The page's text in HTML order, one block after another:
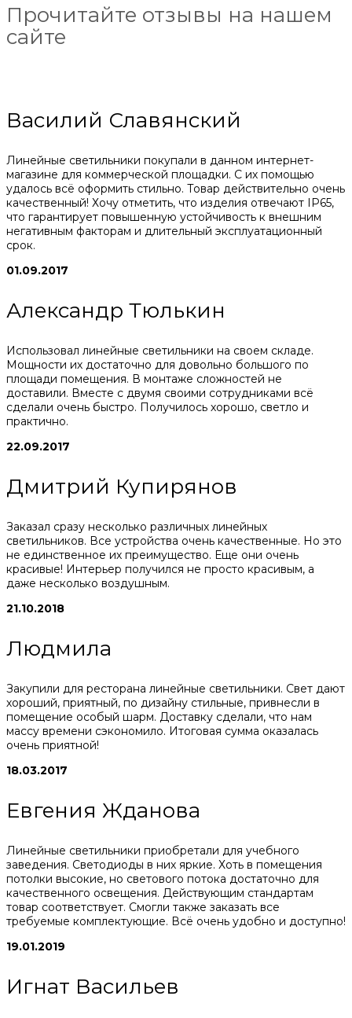
Прочитайте отзывы на нашем
сайте
Василий Славянский
Линейные светильники покупали в данном интернет-
магазине для коммерческой площадки. С их помощью
удалось всё оформить стильно. Товар действительно очень
качественный! Хочу отметить, что изделия отвечают IP65,
что гарантирует повышенную устойчивость к внешним
негативным факторам и длительный эксплуатационный
срок.
01.09.2017
Александр Тюлькин
Использовал линейные светильники на своем складе.
Мощности их достаточно для довольно большого по
площади помещения. В монтаже сложностей не
доставили. Вместе с двумя своими сотрудниками всё
сделали очень быстро. Получилось хорошо, светло и
практично.
22.09.2017
Дмитрий Купирянов
Заказал сразу несколько различных линейных
светильников. Все устройства очень качественные. Но это
не единственное их преимущество. Еще они очень
красивые! Интерьер получился не просто красивым, а
даже несколько воздушным.
21.10.2018
Людмила
Закупили для ресторана линейные светильники. Свет дают
хороший, приятный, по дизайну стильные, привнесли в
помещение особый шарм. Доставку сделали, что нам
массу времени сэкономило. Итоговая сумма оказалась
очень приятной!
18.03.2017
Евгения Жданова
Линейные светильники приобретали для учебного
заведения. Светодиоды в них яркие. Хоть в помещения
потолки высокие, но светового потока достаточно для
качественного освещения. Действующим стандартам
товар соответствует. Смогли также заказать все
требуемые комплектующие. Всё очень удобно и доступно!
19.01.2019
Игнат Васильев